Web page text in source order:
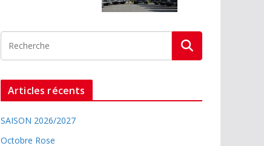
Articles récents
SAISON 2026/2027
Octobre Rose